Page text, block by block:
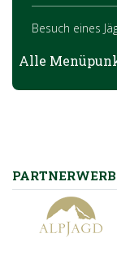
Besuch eines
Besuch des
Alle